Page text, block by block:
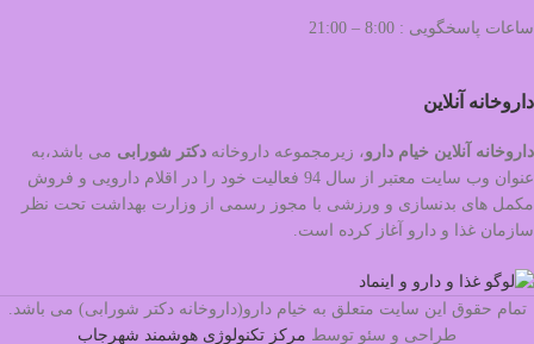
ساعات پاسخگویی : 8:00 – 21:00
داروخانه آنلاین
داروخانه آنلاین خیام دارو، زیرمجموعه داروخانه دکتر شورابی می باشد،به
عنوان وب سایت معتبر از سال 94 فعالیت خود را در اقلام دارویی و فروش
مکمل های بدنسازی و ورزشی با مجوز رسمی از وزارت بهداشت تحت نظر
سازمان غذا و دارو آغاز کرده است.
تمام حقوق این سایت متعلق به خیام دارو(داروخانه دکتر شورابی) می باشد.
طراحی و سئو توسط مرکز تکنولوژی هوشمند شهرجاب